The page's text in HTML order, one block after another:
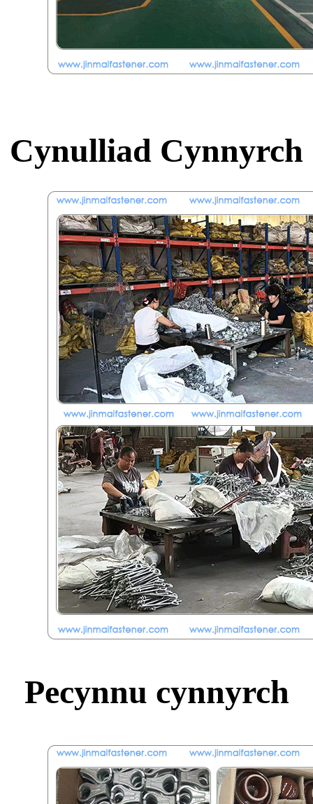
Cynulliad Cynnyrch
Pecynnu cynnyrch